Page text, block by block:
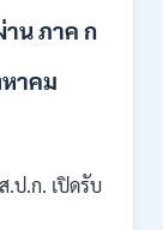
าน ภาค ก
าคม
.ป.ก. เปิดรับ